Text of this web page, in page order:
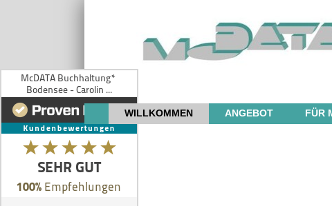
WILLKOMMEN ANGEBOT FÜR